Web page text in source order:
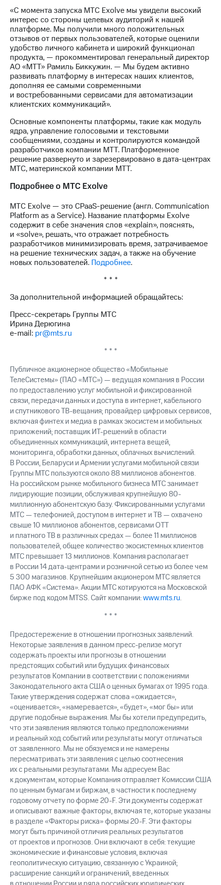
акций
Дивиденды
Рынок
облигаций
Описание
Еврооблигации-2023
Уведомление
о
погашении
именных
облигаций
Другое
Регистратор
Реквизиты
Контакты
развитие
деловая этика
«С момента запуска МТС Exolve мы увидели высокий
интерес со стороны целевых аудиторий к нашей
платформе. Мы получили много положительных
отзывов от первых пользователей, которые оценили
удобство личного кабинета и широкий функционал
продукта, — прокомментировал генеральный директор
АО «МТТ» Рамиль Биккужин. — Мы будем активно
развивать платформу в интересах наших клиентов,
дополняя ее самыми современными
и востребованными сервисами для автоматизации
клиентских коммуникаций».
Основные компоненты платформы, такие как модуль
ядра, управление голосовыми и текстовыми
сообщениями, созданы и контролируются командой
разработчиков компании МТТ. Платформенное
решение развернуто и зарезервировано в дата-центрах
МТС, материнской компании МТТ.
Подробнее о МТС Exolve
МТС Exolve — это CPaaS-решение (англ. Communication
Platform as a Service). Название платформы Exolve
содержит в себе значения слов «explain», пояснять,
и «solve», решать, что отражает потребность
разработчиков минимизировать время, затрачиваемое
на решение технических задач, а также на обучение
новых пользователей. Подробнее.
* * *
За дополнительной информацией обращайтесь:
Пресс-секретарь Группы МТС
Ирина Дерюгина
e-mail: pr@mts.ru
* * *
Публичное акционерное общество «Мобильные
ТелеСистемы» (ПАО «МТС») — ведущая компания в России
по предоставлению услуг мобильной и фиксированной
связи, передачи данных и доступа в интернет, кабельного
и спутникового ТВ-вещания; провайдер цифровых сервисов,
включая финтех и медиа в рамках экосистем и мобильных
приложений; поставщик ИТ-решений в области
объединенных коммуникаций, интернета вещей,
мониторинга, обработки данных, облачных вычислений.
В России, Беларуси и Армении услугами мобильной связи
Группы МТС пользуются около 88 миллионов абонентов.
На российском рынке мобильного бизнеса МТС занимает
лидирующие позиции, обслуживая крупнейшую 80-
миллионную абонентскую базу. Фиксированными услугами
МТС — телефонией, доступом в интернет и ТВ — охвачено
свыше 10 миллионов абонентов, сервисами OTT
и платного ТВ в различных средах — более 11 миллионов
пользователей, общее количество экосистемных клиентов
МТС превышает 13 миллионов. Компания располагает
в России 14 дата-центрами и розничной сетью из более чем
5 300 магазинов. Крупнейшим акционером МТС является
ПАО АФК «Система». Акции МТС котируются на Московской
бирже под кодом MTSS. Сайт компании:www.mts.ru.
* * *
Предостережение в отношении прогнозных заявлений.
Некоторые заявления в данном пресс-релизе могут
содержать проекты или прогнозы в отношении
предстоящих событий или будущих финансовых
результатов Компании в соответствии с положениями
Законодательного акта США о ценных бумагах от 1995 года.
Такие утверждения содержат слова «ожидается»,
«оценивается», «намеревается», «будет», «мог бы» или
другие подобные выражения. Мы бы хотели предупредить,
что эти заявления являются только предположениями
и реальный ход событий или результаты могут отличаться
от заявленного. Мы не обязуемся и не намерены
пересматривать эти заявления с целью соотнесения
их с реальными результатами. Мы адресуем Вас
к документам, которые Компания отправляет Комиссии США
по ценным бумагам и биржам, в частности к последнему
годовому отчету по форме 20-F. Эти документы содержат
и описывают важные факторы, включая те, которые указаны
в разделе «Факторы риска» формы 20-F. Эти факторы
могут быть причиной отличия реальных результатов
от проектов и прогнозов. Они включают в себя: текущие
экономические и финансовые условия, включая
геополитическую ситуацию, связанную с Украиной;
расширение санкций и ограничений, введенных